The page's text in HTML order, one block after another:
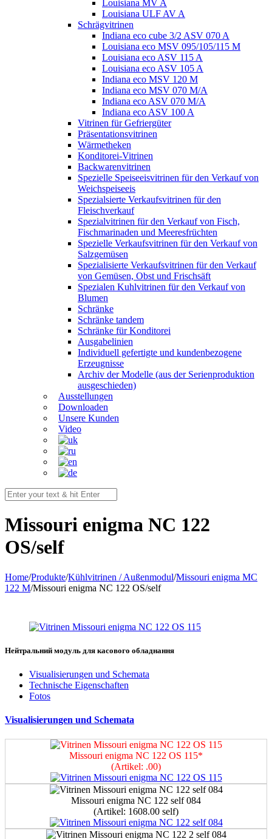
Louisiana MV A
Louisiana ULF AV A
Schrägvitrinen
Indiana eco cube 3/2 ASV 070 A
Louisiana eco MSV 095/105/115 M
Louisiana eco ASV 115 A
Louisiana eco ASV 105 A
Indiana eco MSV 120 M
Indiana eco MSV 070 M/A
Indiana eco ASV 070 M/A
Indiana eco ASV 100 A
Vitrinen für Gefriergüter
Präsentationsvitrinen
Wärmetheken
Konditorei-Vitrinen
Backwarenvitrinen
Spezielle Speiseeisvitrinen für den Verkauf von
Weichspeiseeis
Spezialsierte Verkaufsvitrinen für den
Fleischverkauf
Spezialvitrinen für den Verkauf von Fisch,
Fischmarinaden und Meeresfrüchten
Spezielle Verkaufsvitrinen für den Verkauf von
Salzgemüsen
Spezialisierte Verkaufsvitrinen für den Verkauf
von Gemüsen, Obst und Frischsäft
Spezialen Kuhlvitrinen für den Verkauf von
Blumen
Schränke
Schränke tandem
Schränke für Konditorei
Ausgabelinien
Individuell gefertigte und kundenbezogene
Erzeugnisse
Archiv der Modelle (aus der Serienproduktion
ausgeschieden)
Ausstellungen
Downloaden
Unsere Kunden
Video
Мissouri enigma NC 122
OS/self
Home/Produkte/Kühlvitrinen / Außenmodul/Missouri enigma MC
122 M/Мissouri enigma NC 122 OS/self
Нейтральний модуль для касового обладнання
Visualisierungen und Schemata
Technische Eigenschaften
Fotos
Visualisierungen und Schemata
Мissouri enigma NC 122 OS 115*
(Artikel: .00)
Мissouri enigma NC 122 self 084
(Artikel: 1608.00 self)